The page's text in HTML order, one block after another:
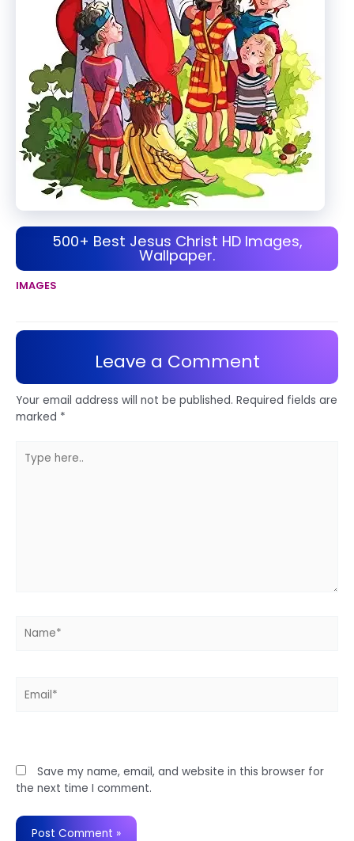
500+ Best Jesus Christ HD Images,
Wallpaper.
IMAGES
Leave a Comment
Your email address will not be published. Required fields are
marked *
here..
Save my name, email, and website in this browser for
the next time I comment.